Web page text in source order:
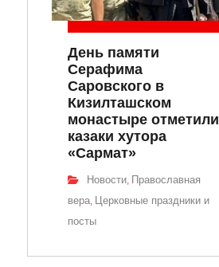
День памяти
Серафима
Саровского в
Кизилташском
монастыре отметили
казаки хутора
«Сармат»
Новости, Православная
вера, Церковные праздники и
посты